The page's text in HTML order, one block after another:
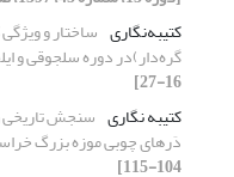
کتیبه‌نگاری ساختار و
گره‌دار)در دوره سلجوقی و
16-27]
کتیبه نگاری سنجش تاریخی
دَرهای چوبی موزه بزرگ
104-115]